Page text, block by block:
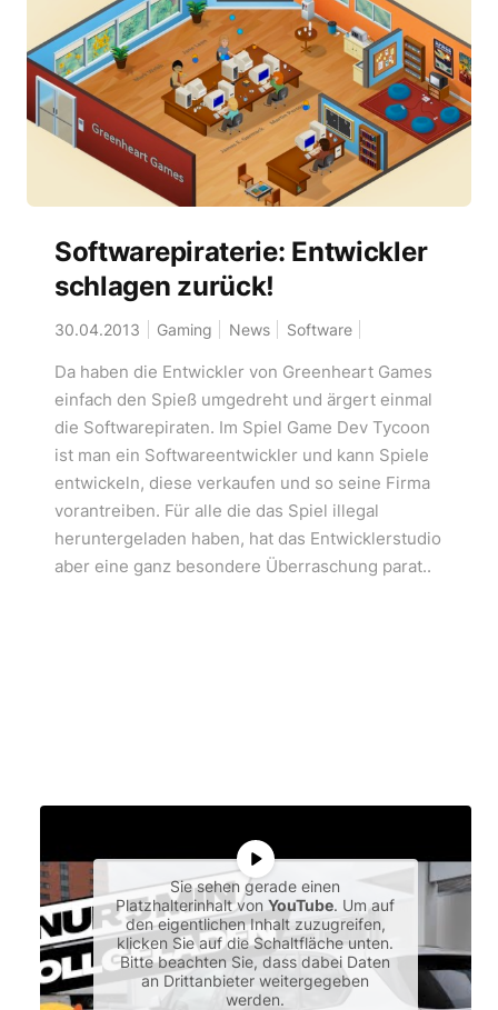
Softwarepiraterie: Entwickler
schlagen zurück!
30.04.2013 Gaming News Software
Da haben die Entwickler von Greenheart Games
einfach den Spieß umgedreht und ärgert einmal
die Softwarepiraten. Im Spiel Game Dev Tycoon
ist man ein Softwareentwickler und kann Spiele
entwickeln, diese verkaufen und so seine Firma
vorantreiben. Für alle die das Spiel illegal
heruntergeladen haben, hat das Entwicklerstudio
aber eine ganz besondere Überraschung parat..
Sie sehen gerade einen
Platzhalterinhalt vonYouTube. Um auf
den eigentlichen Inhalt zuzugreifen,
klicken Sie auf die Schaltfläche unten.
Bitte beachten Sie, dass dabei Daten
an Drittanbieter weitergegeben
werden.